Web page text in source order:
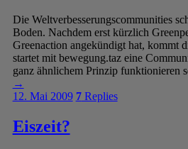
Die Weltverbesserungscommunities
Boden. Nachdem erst kürzlich
Greenaction angekündigt hat, kommt
startet mit bewegung.taz eine
ganz ähnlichem Prinzip funktionieren
→
12. Mai 2009 7Replies
Eiszeit?